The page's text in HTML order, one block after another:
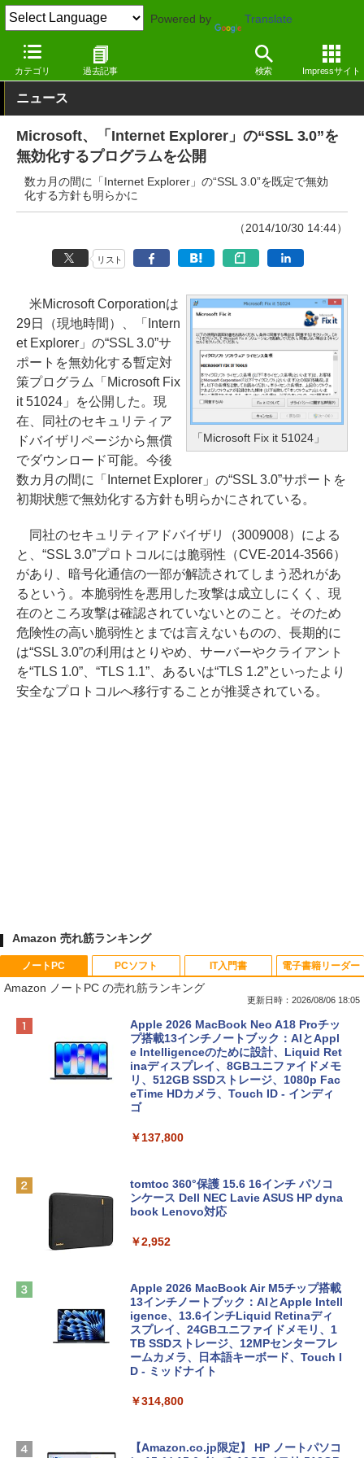
Powered by Translate
カテゴリ 過去記事 検索 Impressサイト
窓の杜 インターネット Windows
ニュース
Microsoft、「Internet Explorer」の“SSL 3.0”を
無効化するプログラムを公開
数カ月の間に「Internet Explorer」の“SSL 3.0”を既定で無効
化する方針も明らかに
（2014/10/30 14:44）
リスト
「Microsoft Fix it 51024」
米Microsoft Corporationは
29日（現地時間）、「Intern
et Explorer」の“SSL 3.0”サ
ポートを無効化する暫定対
策プログラム「Microsoft Fix
it 51024」を公開した。現
在、同社のセキュリティア
ドバイザリページから無償
でダウンロード可能。今後
数カ月の間に「Internet Explorer」の“SSL 3.0”サポートを
初期状態で無効化する方針も明らかにされている。
同社のセキュリティアドバイザリ（3009008）による
と、“SSL 3.0”プロトコルには脆弱性（CVE-2014-3566）
があり、暗号化通信の一部が解読されてしまう恐れがあ
るという。本脆弱性を悪用した攻撃は成立しにくく、現
在のところ攻撃は確認されていないとのこと。そのため
危険性の高い脆弱性とまでは言えないものの、長期的に
は“SSL 3.0”の利用はとりやめ、サーバーやクライアント
を“TLS 1.0”、“TLS 1.1”、あるいは“TLS 1.2”といったより
安全なプロトコルへ移行することが推奨されている。
Amazon 売れ筋ランキング
ノートPC
Amazon ノートPC の売れ筋ランキング
更新日時：2026/08/06 18:05
Apple 2026 MacBook Neo A18 Proチッ
プ搭載13インチノートブック：AIとAppl
e Intelligenceのために設計、Liquid Ret
inaディスプレイ、8GBユニファイドメモ
リ、512GB SSDストレージ、1080p Fac
eTime HDカメラ、Touch ID - インディ
ゴ
￥137,800
tomtoc 360°保護 15.6 16インチ パソコ
ンケース Dell NEC Lavie ASUS HP dyna
book Lenovo対応
￥2,952
Apple 2026 MacBook Air M5チップ搭載
13インチノートブック：AIとApple Intell
igence、13.6インチLiquid Retinaディ
スプレイ、24GBユニファイドメモリ、1
TB SSDストレージ、12MPセンターフレ
ームカメラ、日本語キーボード、Touch I
D - ミッドナイト
￥314,800
【Amazon.co.jp限定】 HP ノートパソコ
PCソフト IT入門書 電子書籍リーダー